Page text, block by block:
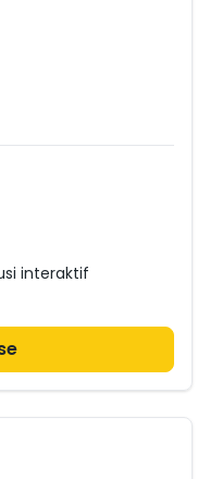
fotografer
membuat website,
interaktif